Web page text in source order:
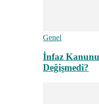
Genel
İnfaz
Değişmedi?